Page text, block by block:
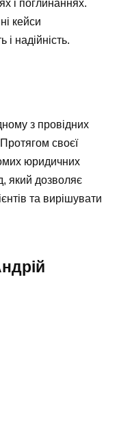
і поглинаннях.
кейси
і надійність.
з провідних
своєї
юридичних
який дозволяє
та вирішувати